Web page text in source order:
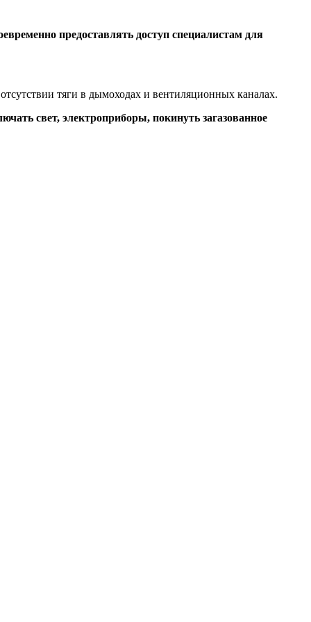
предоставлять доступ специалистам для
тяги в дымоходах и вентиляционных каналах.
свет, электроприборы, покинуть загазованное